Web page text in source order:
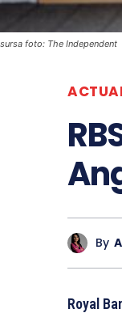
sursa foto: The Independent
By
Royal